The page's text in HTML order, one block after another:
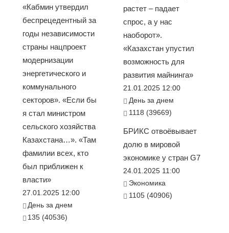
«Кабмин утвердил
беспрецедентный за
годы независимости
страны нацпроект
модернизации
энергетического и
коммунального
секторов». «Если бы
я стал министром
сельского хозяйства
Казахстана…». «Там
фамилии всех, кто
был приближен к
власти»
27.01.2025 12:00
День за днем
135 (40536)
растет – падает
спрос, а у нас
наоборот».
«Казахстан упустил
возможность для
развития майнинга»
21.01.2025 12:00
День за днем
1118 (39669)
БРИКС отвоёвывает
долю в мировой
экономике у стран G7
24.01.2025 11:00
Экономика
1105 (40906)